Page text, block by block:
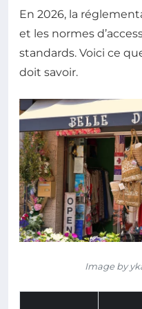
En 2026, la
et les normes
standards. Voici ce
doit savoir.
Image by